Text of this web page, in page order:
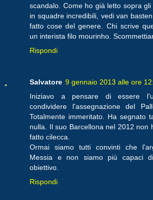
scandalo. Come ho già letto sopra
in squadre incredibili, vedi van
fatto cose del genere. Chi scrive
un interista filo mourinho.
Rispondi
Salvatore 9 gennaio 2013 alle ore
Iniziavo a pensare di essere
condividere l'assegnazione del
Totalmente immeritato. Ha segnato
nulla. Il suo Barcellona nel 2012 non
fatto cilecca.
Ormai siamo tutti convinti che
Messia e non siamo più capaci
obiettivo.
Rispondi